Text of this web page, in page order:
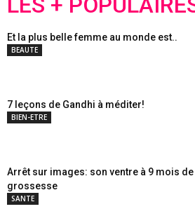
Et la plus belle femme au monde est..
BEAUTE
7 leçons de Gandhi à méditer!
BIEN-ETRE
Arrêt sur images: son ventre à 9 mois de
grossesse
SANTE